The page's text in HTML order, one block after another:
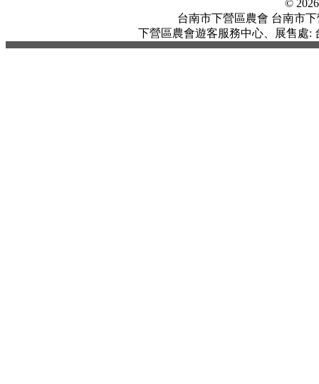
©
台南市下營區農會 台南市下
下營區農會遊客服務中心、展售處: